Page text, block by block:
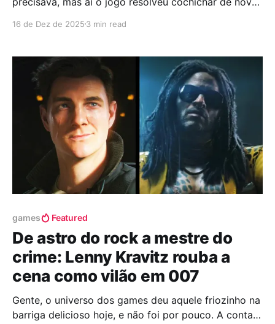
qualquer. A Team Cherry anunciou Sea of Sorrow,
ampliar ainda mais o mundo já denso e
16 de Dez de 2025 3 min read
games Featured
De astro do rock a mestre do
crime: Lenny Kravitz rouba a
cena como vilão em 007
Gente, o universo dos games deu aquele friozinho na
barriga delicioso hoje, e não foi por pouco. A conta